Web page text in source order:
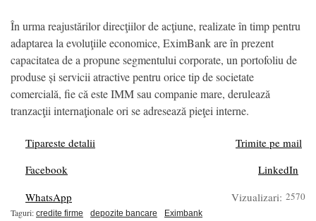
În urma reajustărilor direcţiilor de acţiune, realizate în timp pentru
adaptarea la evoluţiile economice, EximBank are în prezent
capacitatea de a propune segmentului corporate, un portofoliu de
produse și servicii atractive pentru orice tip de societate
comercială, fie că este IMM sau companie mare, derulează
tranzacţii internaţionale ori se adresează pieţei interne.
Tipareste detalii
Trimite pe mail
Facebook
LinkedIn
WhatsApp
Vizualizari: 2570
Taguri: credite firme depozite bancare Eximbank